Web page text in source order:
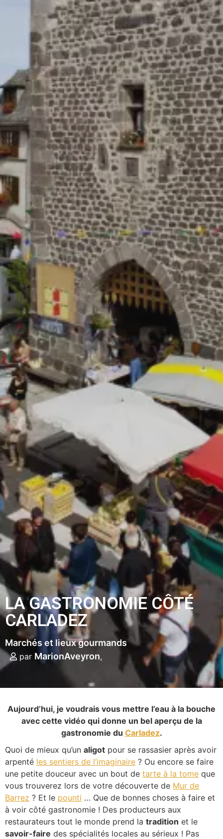
LA GASTRONOMIE CÔTÉ
CARLADEZ
Marchés et lieux gourmands
par MarionAveyron
Aujourd’hui, je voudrais vous mettre l’eau à la bouche
avec cette vidéo qui donne un bel aperçu de la
gastronomie du Carladez.
Quoi de mieux qu’un aligot pour se rassasier après avoir
arpenté les sentiers de l’imaginaire ? Ou encore se faire
une petite douceur avec un bout de tarte à la tome que
vous trouverez lors de votre découverte de Mur de
Barrez ? Et le pounti … Que de bonnes choses à faire et
à voir côté gastronomie ! Des producteurs aux
restaurateurs tout le monde prend la tradition et le
savoir-faire des spécialités locales au sérieux ! Pas